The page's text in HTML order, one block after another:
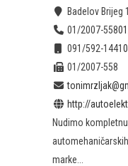
Badelov Brijeg
01/2007-558
091/592-1441
01/2007-558
http://
Nudimo
marke...